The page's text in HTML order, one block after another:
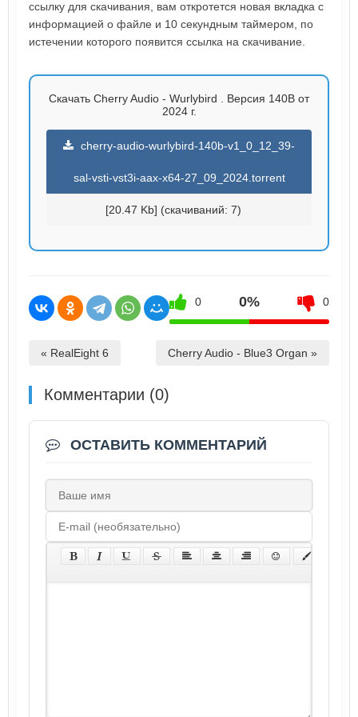
ссылку для скачивания, вам откротется новая вкладка с
информацией о файле и 10 секундным таймером, по
истечении которого появится ссылка на скачивание.
Скачать Cherry Audio - Wurlybird . Версия 140B от
2024 г.
cherry-audio-wurlybird-140b-v1_0_12_39-
sal-vsti-vst3i-aax-x64-27_09_2024.torrent
[20.47 Kb] (cкачиваний: 7)
0 0% 0
« RealEight 6 Cherry Audio - Blue3 Organ »
Комментарии (0)
ОСТАВИТЬ КОММЕНТАРИЙ